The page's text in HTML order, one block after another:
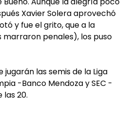
Xavier Solera aprovechó
y fue el grito, que a la
penales), los puso
jugarán las semis de la Liga
-Banco Mendoza y SEC -
las 20.